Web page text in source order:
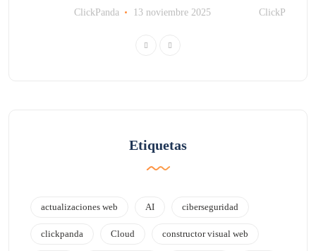
ClickPanda 13 noviembre 2025 ClickPanda
Etiquetas
actualizaciones web AI ciberseguridad
clickpanda Cloud constructor visual web